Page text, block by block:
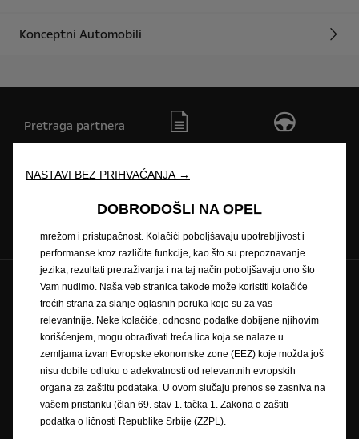
Konceptni Automobili
Pretraga partnera
servis
Pratite nas na
Zaštitni znak i autorska prava
Pravilnik o zaštiti privatnosti
Pravilnik o kolačićima
Impressum
Novi podaci o potrošnji goriva
Pravna obavijest
Recikliranje
Opel u svijetu
Izjave o sukladnosti
Kontaktirajte nas
NASTAVI BEZ PRIHVAĆANJA →
DOBRODOŠLI NA OPEL
našoj veb stranici. Kolačići nam omogućavaju da Vam pružimo
mrežom i pristupačnost. Kolačići poboljšavaju upotrebljivost i
performanse kroz različite funkcije, kao što su prepoznavanje
jezika, rezultati pretraživanja i na taj način poboljšavaju ono što
Vam nudimo. Naša veb stranica takođe može koristiti kolačiće
trećih strana za slanje oglasnih poruka koje su za vas
relevantnije. Neke kolačiće, odnosno podatke dobijene njihovim
korišćenjem, mogu obrađivati treća lica koja se nalaze u
zemljama izvan Evropske ekonomske zone (EEZ) koje možda još
nisu dobile odluku o adekvatnosti od relevantnih evropskih
organa za zaštitu podataka. U ovom slučaju prenos se zasniva na
vašem pristanku (član 69. stav 1. tačka 1. Zakona o zaštiti
podatka o ličnosti Republike Srbije (ZZPL).